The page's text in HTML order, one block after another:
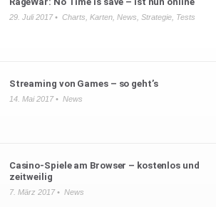
29. Juli 2017 • Charts Karten, News Strategie, Tests
Streaming von Games – so geht’s
14. Mai 2017 • News
Casino-Spiele am Browser – kostenlos und
zeitweilig
7. März 2017 • News